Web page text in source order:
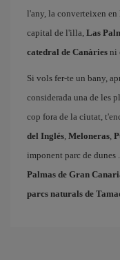
l'any, la converteixen en
capital de l'illa, Las
catedral de Canàries ni
Si vols fer-te un bany,
considerada una de les
cop fora de la ciutat,
del Inglés, Meloneras,
imponent parc de dunes
Palmas de Gran
parcs naturals de